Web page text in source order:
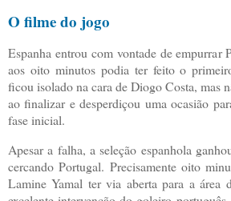
O filme do jogo
Espanha entrou com vontade de empurrar
aos oito minutos podia ter feito o
ficou isolado na cara de Diogo Costa, mas
ao finalizar e desperdiçou uma ocasião
fase inicial.
Apesar a falha, a seleção espanhola
cercando Portugal. Precisamente oito
Lamine Yamal ter via aberta para a área